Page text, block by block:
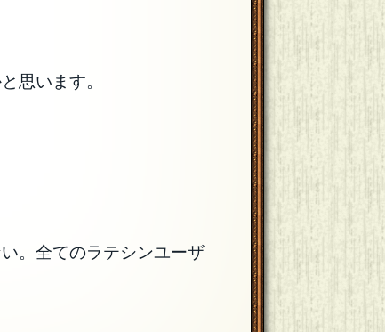
思います。
。全てのラテシンユーザ